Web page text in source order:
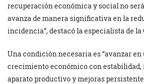
recuperación económica y social no
avanza de manera significativa en la
incidencia”, destacó la especialista de la
Una condición necesaria es “avanzar en
crecimiento económico con
aparato productivo y mejoras